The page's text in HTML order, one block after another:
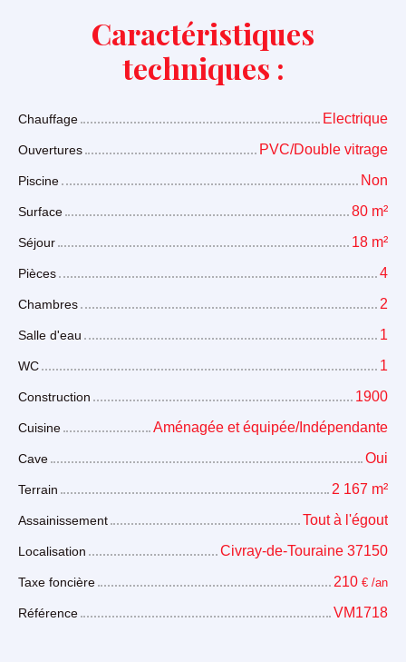
Caractéristiques
techniques :
Chauffage Electrique
Ouvertures PVC/Double vitrage
Piscine Non
Surface 80 m²
Séjour 18 m²
Pièces 4
Chambres 2
Salle d'eau 1
WC 1
Construction 1900
Cuisine Aménagée et équipée/Indépendante
Cave Oui
Terrain 2 167 m²
Assainissement Tout à l'égout
Localisation Civray-de-Touraine 37150
Taxe foncière 210 € /an
Référence VM1718